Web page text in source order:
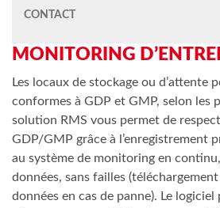
CONTACT
MONITORING
Les locaux de stockage ou d’attente
conformes à GDP et GMP, selon les
solution RMS vous permet de
GDP/GMP grâce à l’enregistrement
au système de monitoring en
données, sans failles
données en cas de panne). Le logiciel